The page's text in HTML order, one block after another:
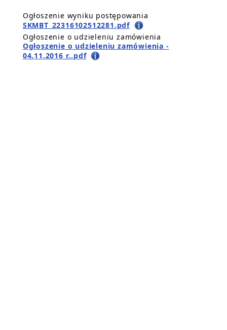
Ogłoszenie wyniku postępowania
SKMBT_22316102512281.pdf
Ogłoszenie o udzieleniu zamówienia
Ogłoszenie o udzieleniu zamówienia -
04.11.2016 r..pdf